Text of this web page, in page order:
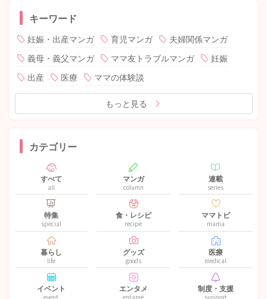
キーワード
妊娠・出産マンガ 育児マンガ
夫婦関係マンガ
義母・義父マンガ
ママ友トラブルマンガ
妊娠
出産
医療 ママの体験談
もっと見る
カテゴリー
すべて
all
マンガ
column
連載
series
特集
special
食・レシピ
recipe
ママトピ
mama
暮らし
life
グッズ
goods
医療
medical
イベント
event
エンタメ
entame
制度・支援
support